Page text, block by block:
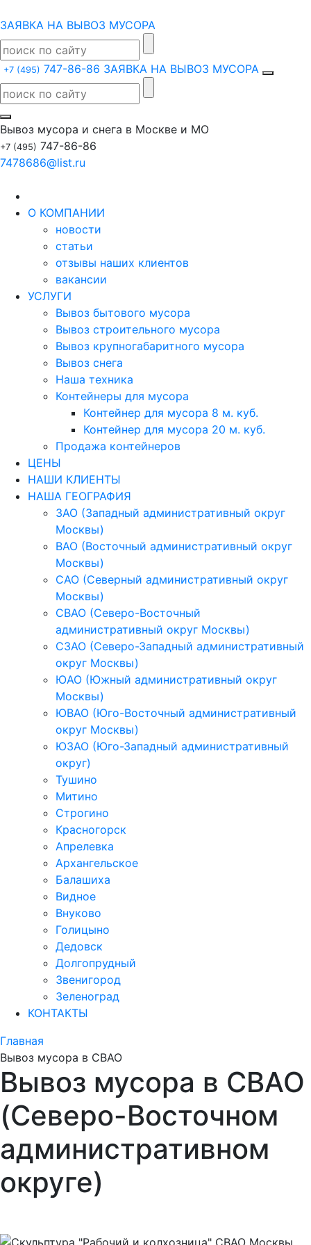
ЗАЯВКА НА ВЫВОЗ МУСОРА
+7 (495) 747-86-86 ЗАЯВКА НА ВЫВОЗ МУСОРА
Вывоз мусора и снега в Москве и МО
+7 (495) 747-86-86
7478686@list.ru
О КОМПАНИИ
новости
статьи
отзывы наших клиентов
вакансии
УСЛУГИ
Вывоз бытового мусора
Вывоз строительного мусора
Вывоз крупногабаритного мусора
Вывоз снега
Наша техника
Контейнеры для мусора
Контейнер для мусора 8 м. куб.
Контейнер для мусора 20 м. куб.
Продажа контейнеров
ЦЕНЫ
НАШИ КЛИЕНТЫ
НАША ГЕОГРАФИЯ
ЗАО (Западный административный округ
Москвы)
ВАО (Восточный административный округ
Москвы)
САО (Северный административный округ
Москвы)
СВАО (Северо-Восточный
административный округ Москвы)
СЗАО (Северо-Западный административный
округ Москвы)
ЮАО (Южный административный округ
Москвы)
ЮВАО (Юго-Восточный административный
округ Москвы)
ЮЗАО (Юго-Западный административный
округ)
Тушино
Митино
Строгино
Красногорск
Апрелевка
Архангельское
Балашиха
Видное
Внуково
Голицыно
Дедовск
Долгопрудный
Звенигород
Зеленоград
КОНТАКТЫ
Главная
Вывоз мусора в СВАО
Вывоз мусора в СВАО
(Северо-Восточном
административном
округе)